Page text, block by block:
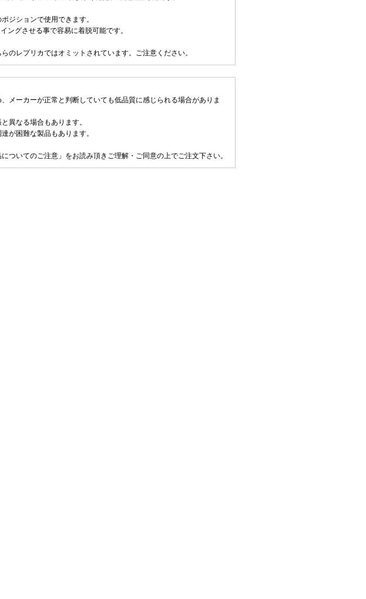
ジションで使用できます。
ングさせる事で容易に着脱可能です。
のレプリカではオミットされています。ご注意ください。
メーカーが正常と判断していても低品質に感じられる場合がありま
異なる場合もあります。
が困難な製品もあります。
ついてのご注意」をお読み頂きご理解・ご同意の上でご注文下さい。